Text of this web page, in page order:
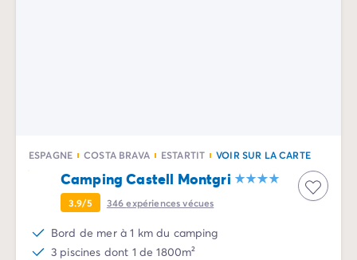
ESPAGNE COSTA BRAVA ESTARTIT VOIR SUR LA CARTE
Camping Castell Montgri
3.9/5 346expériences vécues
Bord de mer à 1 km du camping
3 piscines dont 1 de 1800m²